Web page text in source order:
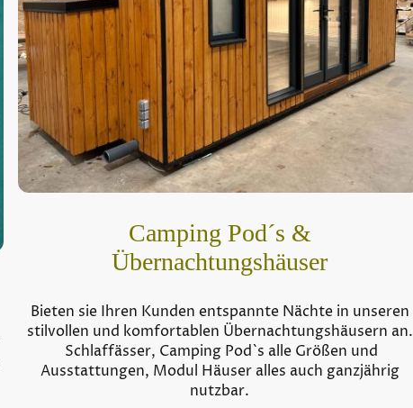
Camping Pod´s &
Übernachtungshäuser
Bieten sie Ihren Kunden entspannte Nächte in unseren
stilvollen und komfortablen Übernachtungshäusern an.
Schlaffässer, Camping Pod`s alle Größen und
Ausstattungen, Modul Häuser alles auch ganzjährig
nutzbar.